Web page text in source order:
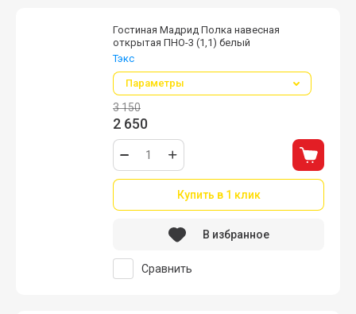
Гостиная Мадрид Полка навесная
открытая ПНО-3 (1,1) белый
Тэкс
Параметры
3 150
2 650
Купить в 1 клик
Сравнить
В избранное